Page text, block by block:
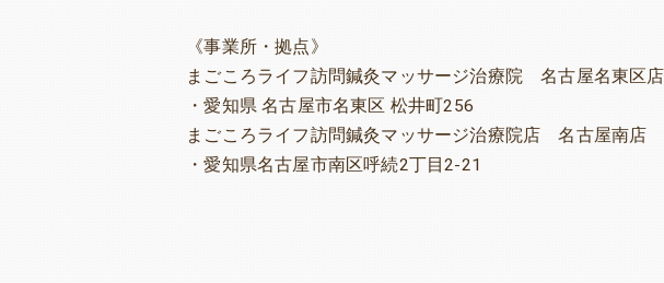
《事業所・拠点》
まごころライフ訪問鍼灸マッサージ治療院 名古屋名東区店
・愛知県 名古屋市名東区 松井町256
まごころライフ訪問鍼灸マッサージ治療院店 名古屋南店
・愛知県名古屋市南区呼続2丁目2-21